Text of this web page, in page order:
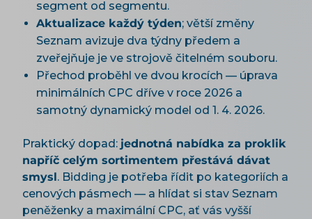
segment od segmentu.
Aktualizace každý týden; větší změny
Seznam avizuje dva týdny předem a
zveřejňuje je ve strojově čitelném souboru.
Přechod proběhl ve dvou krocích — úprava
minimálních CPC dříve v roce 2026 a
samotný dynamický model od 1. 4. 2026.
Praktický dopad: jednotná nabídka za proklik
napříč celým sortimentem přestává dávat
smysl. Bidding je potřeba řídit po kategoriích a
cenových pásmech — a hlídat si stav Seznam
peněženky a maximální CPC, ať vás vyšší